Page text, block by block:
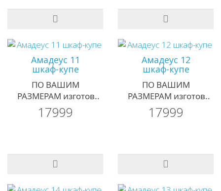
Амадеус 11
шкаф-купе
ПО ВАШИМ
РАЗМЕРАМ изготов..
17999
Амадеус 12
шкаф-купе
ПО ВАШИМ
РАЗМЕРАМ изготов..
17999